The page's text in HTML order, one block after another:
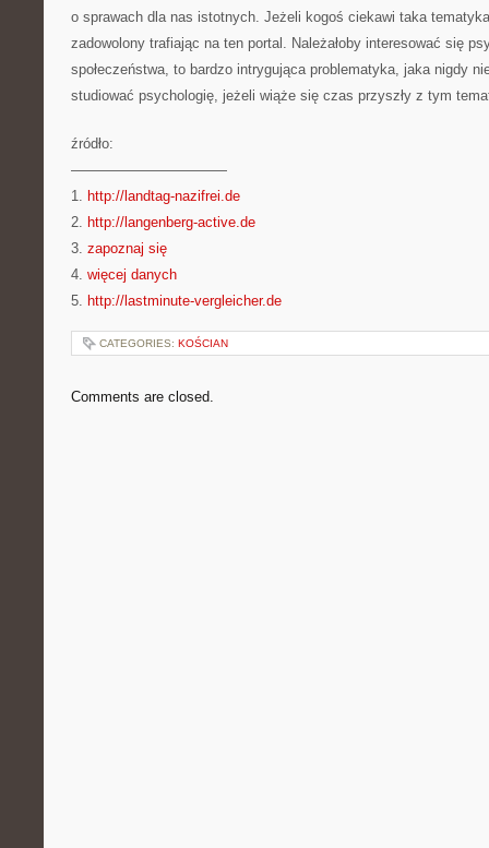
o sprawach dla nas istotnych. Jeżeli kogoś ciekawi taka
zadowolony trafiając na ten portal. Należałoby interesować się
społeczeństwa, to bardzo intrygująca problematyka, jaka nigdy
studiować psychologię, jeżeli wiąże się czas przyszły z tym
źródło:
———————————
1. http://landtag-nazifrei.de
2. http://langenberg-active.de
3. zapoznaj się
4. więcej danych
5. http://lastminute-vergleicher.de
CATEGORIES: KOŚCIAN
Comments are closed.